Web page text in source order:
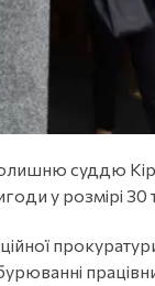
суддю
у розмірі 30